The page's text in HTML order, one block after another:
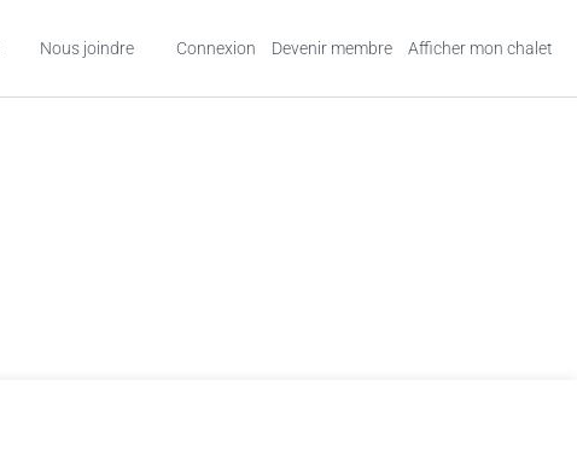
Nous joindre Connexion Devenir membre Afficher mon chalet